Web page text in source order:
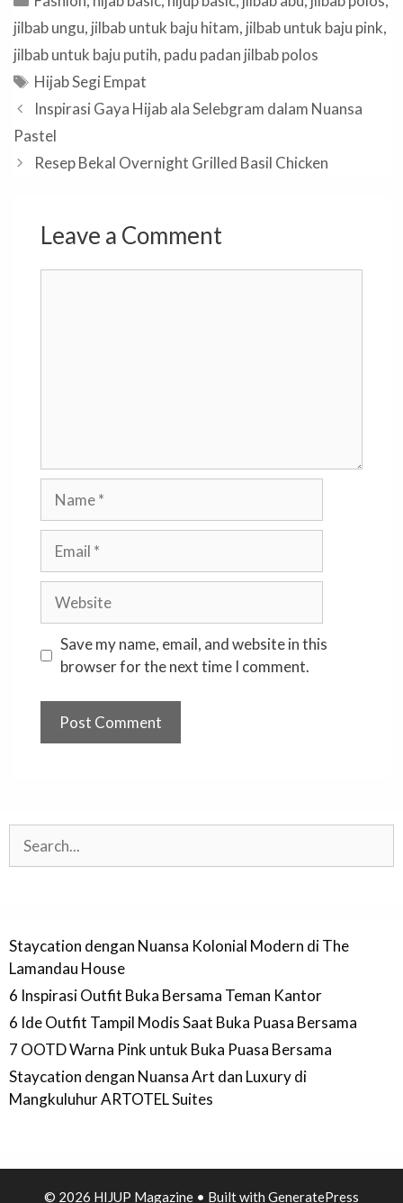
jilbab ungu, jilbab untuk baju hitam, jilbab untuk baju pink,
jilbab untuk baju putih, padu padan jilbab polos
Tags
Hijab Segi Empat
Inspirasi Gaya Hijab ala Selebgram dalam Nuansa
Pastel
Resep Bekal Overnight Grilled Basil Chicken
Leave a Comment
Save my name, email, and website in this
browser for the next time I comment.
Staycation dengan Nuansa Kolonial Modern di The
Lamandau House
6 Inspirasi Outfit Buka Bersama Teman Kantor
6 Ide Outfit Tampil Modis Saat Buka Puasa Bersama
7 OOTD Warna Pink untuk Buka Puasa Bersama
Staycation dengan Nuansa Art dan Luxury di
Mangkuluhur ARTOTEL Suites
© 2026 HIJUP Magazine • Built with GeneratePress